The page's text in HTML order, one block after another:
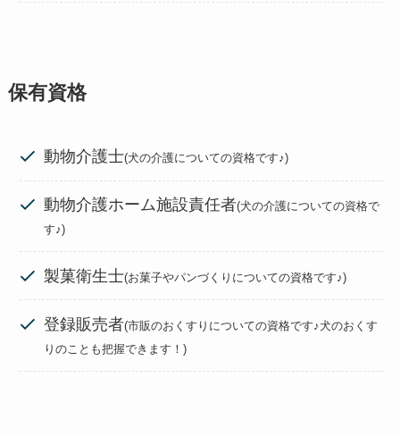
保有資格
動物介護士(犬の介護についての資格です♪)
動物介護ホーム施設責任者(犬の介護についての資格で
す♪)
製菓衛生士(お菓子やパンづくりについての資格です♪)
登録販売者(市販のおくすりについての資格です♪犬のおくす
りのことも把握できます！)